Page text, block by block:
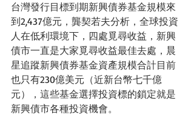
台灣發行目標到期新興債券基金規模來
到2,437億元，龔契若夫分析，全球投資
人在低利環境下，四處覓尋收益，新興
債市一直是大家覓尋收益最佳去處，晨
星追蹤新興債券基金資產規模合計目前
也只有230億美元（近新台幣七千億
元），這些基金選擇投資標的鎖定就是
新興債市各種投資機會。